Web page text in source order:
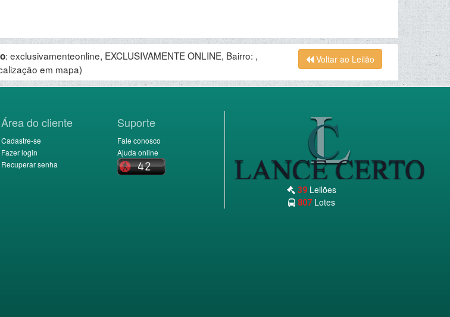
: exclusivamenteonline, EXCLUSIVAMENTE ONLINE, Bairro: ,
em mapa)
Voltar ao Leilão
Área do cliente
Cadastre-se
Fazer login
Recuperar senha
Suporte
Fale conosco
Ajuda online
39Leilões
807Lotes